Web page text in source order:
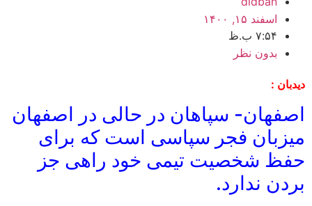
اسفند ۱۵, ۱۴۰۰
۷:۵۴ ب.ظ
بدون نظر
دیدبان :
اصفهان- سپاهان در حالی در اصفهان
میزبان فجر سپاسی است که برای
حفظ شخصیت تیمی خود راهی جز
بردن ندارد.